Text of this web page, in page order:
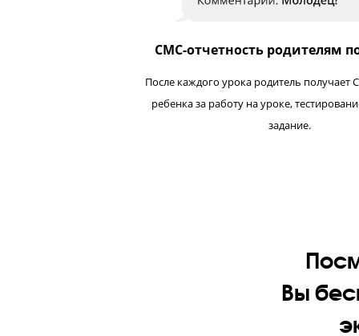
Родители и ученик видят
предмете, чтобы